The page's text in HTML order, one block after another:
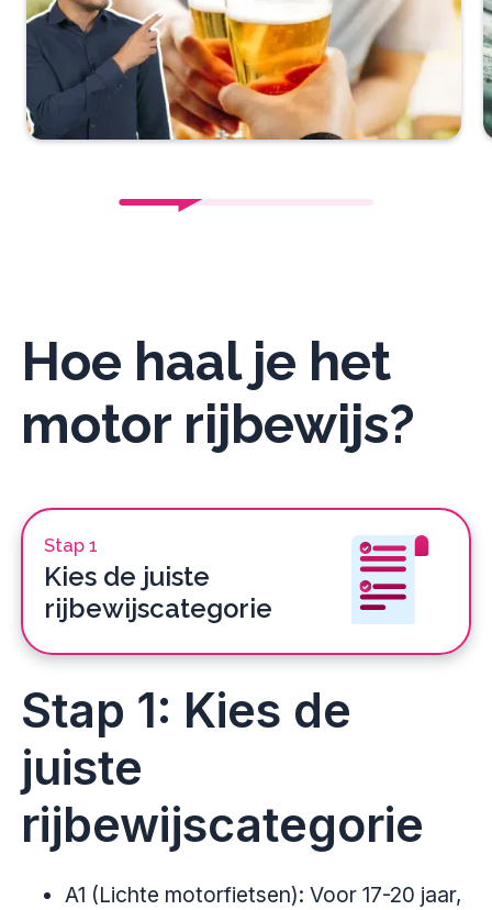
Hoe haal je het
motor rijbewijs?
Stap 1
Kies de juiste
rijbewijscategorie
Stap 1: Kies de
juiste
rijbewijscategorie
A1 (Lichte motorfietsen): Voor 17-20 jaar,